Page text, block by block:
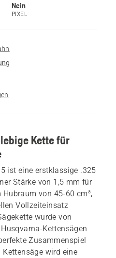
Nein
PIXEL
Kette für
ist eine erstklassige .325
Stärke von 1,5 mm für
von 45-60 cm³,
Vollzeiteinsatz
wurde von
Kettensägen
Zusammenspiel
wird eine